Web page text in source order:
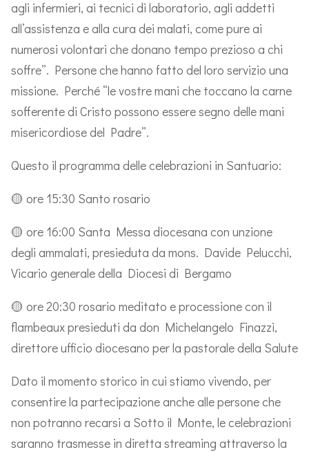
agli infermieri, ai tecnici di laboratorio, agli addetti
all’assistenza e alla cura dei malati, come pure ai
numerosi volontari che donano tempo prezioso a chi
soffre”. Persone che hanno fatto del loro servizio una
missione. Perché “le vostre mani che toccano la carne
sofferente di Cristo possono essere segno delle mani
misericordiose del Padre”.
Questo il programma delle celebrazioni in Santuario:
🟡 ore 15:30 Santo rosario
🟡 ore 16:00 Santa Messa diocesana con unzione
degli ammalati, presieduta da mons. Davide Pelucchi,
Vicario generale della Diocesi di Bergamo
🟡 ore 20:30 rosario meditato e processione con il
flambeaux presieduti da don Michelangelo Finazzi,
direttore ufficio diocesano per la pastorale della Salute
Dato il momento storico in cui stiamo vivendo, per
consentire la partecipazione anche alle persone che
non potranno recarsi a Sotto il Monte, le celebrazioni
saranno trasmesse in diretta streaming attraverso la